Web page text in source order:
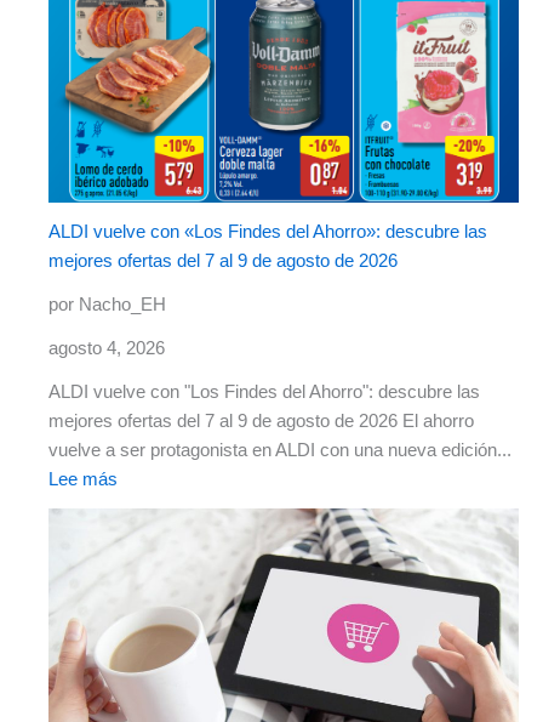
ALDI vuelve con «Los Findes del Ahorro»: descubre las
mejores ofertas del 7 al 9 de agosto de 2026
por Nacho_EH
agosto 4, 2026
ALDI vuelve con "Los Findes del Ahorro": descubre las
mejores ofertas del 7 al 9 de agosto de 2026 El ahorro
vuelve a ser protagonista en ALDI con una nueva edición...
Lee más